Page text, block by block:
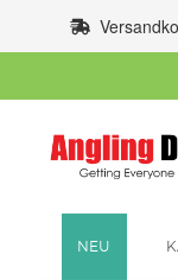
Inhalt
springen
NEU